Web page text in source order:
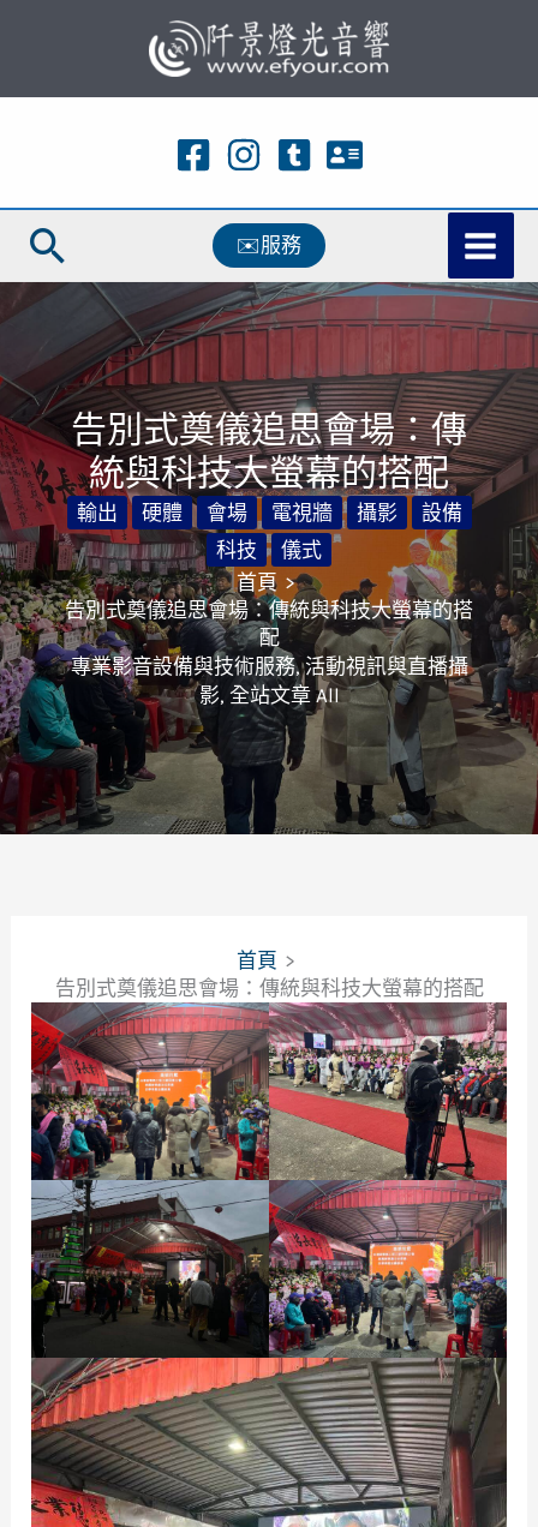
主
容
搜
✉️服務
告別式奠儀追思會場：傳
統與科技大螢幕的搭配
輸出 硬體 會場 電視牆 攝影
設備
科技
儀式
首頁
告別式奠儀追思會場：傳統與科技大螢幕的搭
配
專業影音設備與技術服務,活動視訊與直播攝
影, 全站文章 All
首頁
告別式奠儀追思會場：傳統與科技大螢幕的搭配